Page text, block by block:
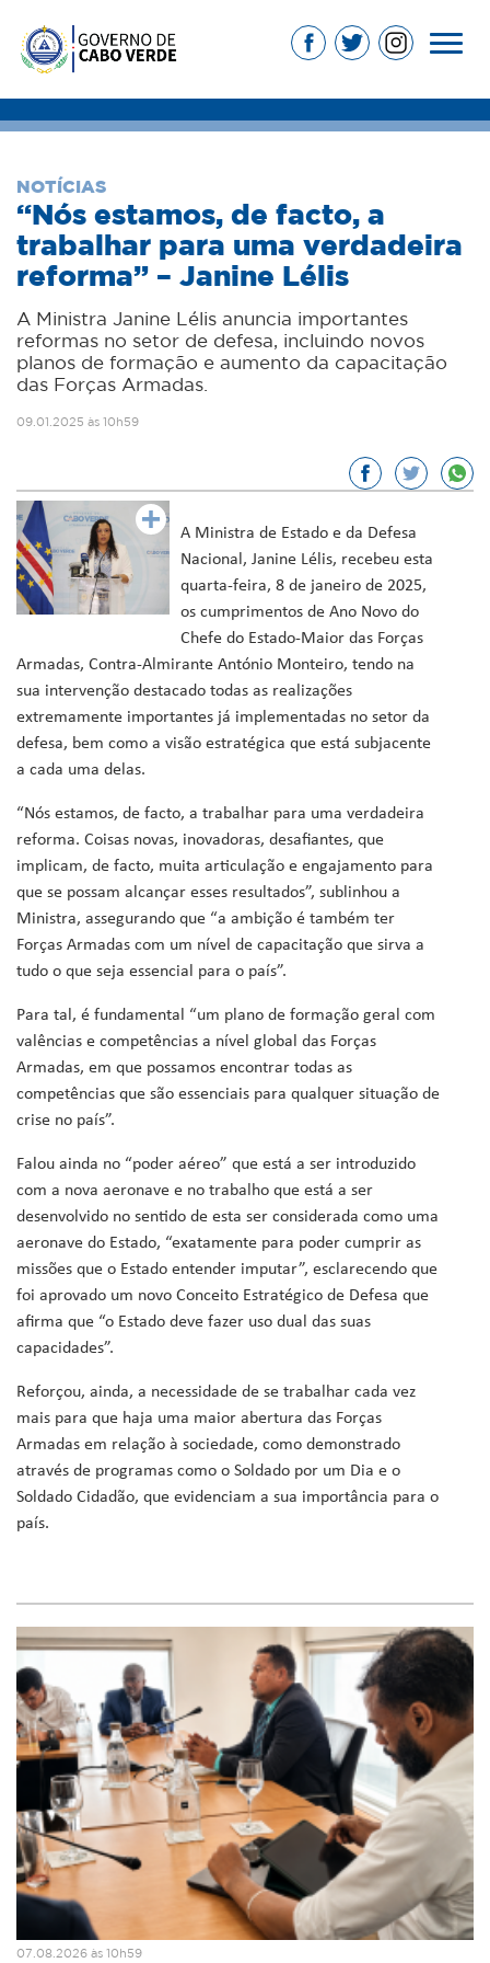
NOTÍCIAS
“Nós estamos, de facto, a
trabalhar para uma verdadeira
reforma” – Janine Lélis
A Ministra Janine Lélis anuncia importantes
reformas no setor de defesa, incluindo novos
planos de formação e aumento da capacitação
das Forças Armadas.
09.01.2025 às 10h59
A Ministra de Estado e da Defesa
Nacional, Janine Lélis, recebeu esta
quarta-feira, 8 de janeiro de 2025,
os cumprimentos de Ano Novo do
Chefe do Estado-Maior das Forças
Armadas, Contra-Almirante António Monteiro, tendo na
sua intervenção destacado todas as realizações
extremamente importantes já implementadas no setor da
defesa, bem como a visão estratégica que está subjacente
a cada uma delas.
“Nós estamos, de facto, a trabalhar para uma verdadeira
reforma. Coisas novas, inovadoras, desafiantes, que
implicam, de facto, muita articulação e engajamento para
que se possam alcançar esses resultados”, sublinhou a
Ministra, assegurando que “a ambição é também ter
Forças Armadas com um nível de capacitação que sirva a
tudo o que seja essencial para o país”.
Para tal, é fundamental “um plano de formação geral com
valências e competências a nível global das Forças
Armadas, em que possamos encontrar todas as
competências que são essenciais para qualquer situação de
crise no país”.
Falou ainda no “poder aéreo” que está a ser introduzido
com a nova aeronave e no trabalho que está a ser
desenvolvido no sentido de esta ser considerada como uma
aeronave do Estado, “exatamente para poder cumprir as
missões que o Estado entender imputar”, esclarecendo que
foi aprovado um novo Conceito Estratégico de Defesa que
afirma que “o Estado deve fazer uso dual das suas
capacidades”.
Reforçou, ainda, a necessidade de se trabalhar cada vez
mais para que haja uma maior abertura das Forças
Armadas em relação à sociedade, como demonstrado
através de programas como o Soldado por um Dia e o
Soldado Cidadão, que evidenciam a sua importância para o
país.
07.08.2026 às 10h59